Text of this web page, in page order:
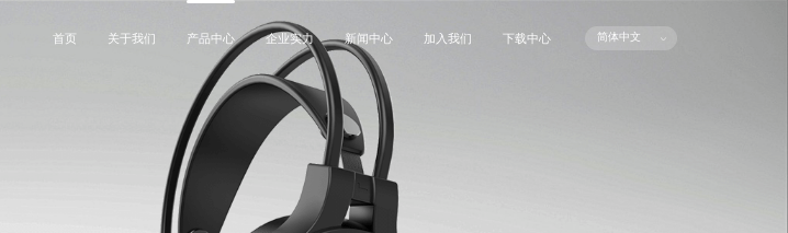
首页 关于我们 产品中心 企业实力 新闻中心 加入我们 下载中心 简体中文